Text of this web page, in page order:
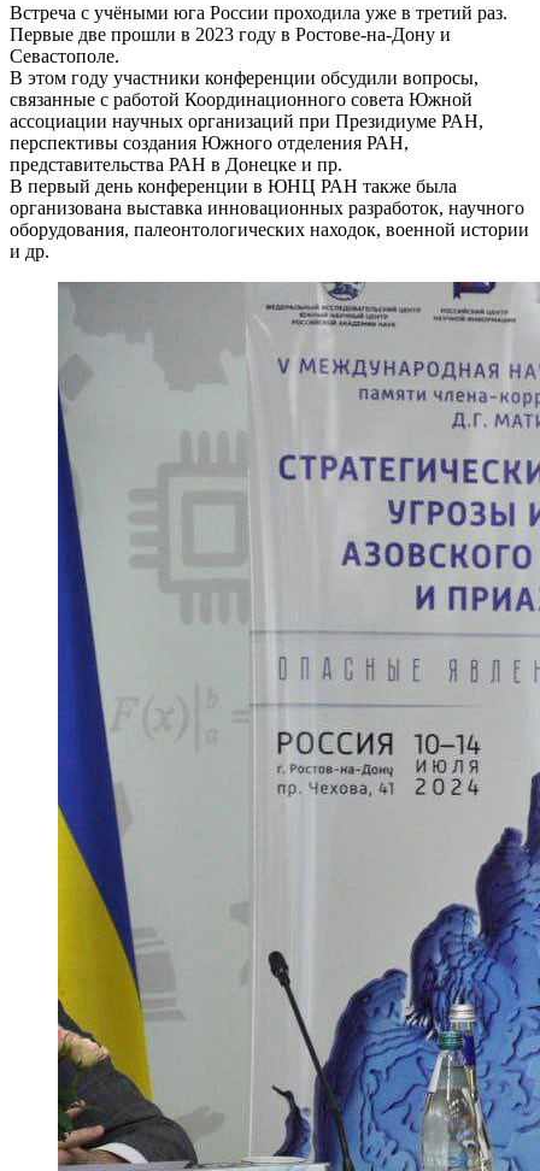
Встреча с учёными юга России проходила уже в третий раз.
Первые две прошли в 2023 году в Ростове-на-Дону и
Севастополе.
В этом году участники конференции обсудили вопросы,
связанные с работой Координационного совета Южной
ассоциации научных организаций при Президиуме РАН,
перспективы создания Южного отделения РАН,
представительства РАН в Донецке и пр.
В первый день конференции в ЮНЦ РАН также была
организована выставка инновационных разработок, научного
оборудования, палеонтологических находок, военной истории
и др.